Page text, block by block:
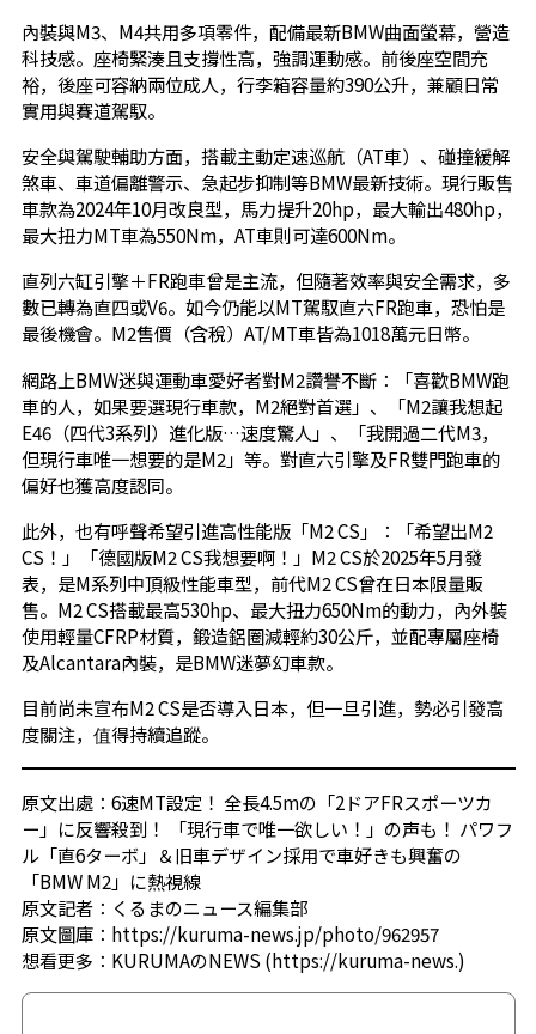
內裝與M3、M4共用多項零件，配備最新BMW曲面螢幕，營造
科技感。座椅緊湊且支撐性高，強調運動感。前後座空間充
裕，後座可容納兩位成人，行李箱容量約390公升，兼顧日常
實用與賽道駕馭。
安全與駕駛輔助方面，搭載主動定速巡航（AT車）、碰撞緩解
煞車、車道偏離警示、急起步抑制等BMW最新技術。現行販售
車款為2024年10月改良型，馬力提升20hp，最大輸出480hp，
最大扭力MT車為550Nm，AT車則可達600Nm。
直列六缸引擎＋FR跑車曾是主流，但隨著效率與安全需求，多
數已轉為直四或V6。如今仍能以MT駕馭直六FR跑車，恐怕是
最後機會。M2售價（含稅）AT/MT車皆為1018萬元日幣。
網路上BMW迷與運動車愛好者對M2讚譽不斷：「喜歡BMW跑
車的人，如果要選現行車款，M2絕對首選」、「M2讓我想起
E46（四代3系列）進化版…速度驚人」、「我開過二代M3，
但現行車唯一想要的是M2」等。對直六引擎及FR雙門跑車的
偏好也獲高度認同。
此外，也有呼聲希望引進高性能版「M2 CS」：「希望出M2
CS！」「德國版M2 CS我想要啊！」M2 CS於2025年5月發
表，是M系列中頂級性能車型，前代M2 CS曾在日本限量販
售。M2 CS搭載最高530hp、最大扭力650Nm的動力，內外裝
使用輕量CFRP材質，鍛造鋁圈減輕約30公斤，並配專屬座椅
及Alcantara內裝，是BMW迷夢幻車款。
目前尚未宣布M2 CS是否導入日本，但一旦引進，勢必引發高
度關注，值得持續追蹤。
原文出處： 6速MT設定！ 全長4.5mの「2ドアFRスポーツカ
ー」に反響殺到！ 「現行車で唯一欲しい！」の声も！ パワフ
ル「直6ターボ」＆旧車デザイン採用で車好きも興奮の
「BMW M2」に熱視線
原文記者： くるまのニュース編集部
原文圖庫： https://kuruma-news.jp/photo/962957
想看更多： KURUMAのNEWS (https://kuruma-news.)